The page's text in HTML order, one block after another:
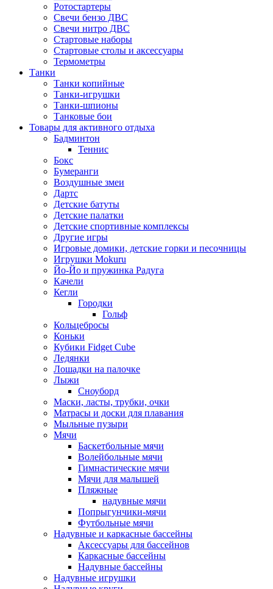
Ротостартеры
Свечи бензо ДВС
Свечи нитро ДВС
Стартовые наборы
Стартовые столы и аксессуары
Термометры
Танки
Танки копийные
Танки-игрушки
Танки-шпионы
Танковые бои
Товары для активного отдыха
Бадминтон
Теннис
Бокс
Бумеранги
Воздушные змеи
Дартс
Детские батуты
Детские палатки
Детские спортивные комплексы
Другие игры
Игровые домики, детские горки и песочницы
Игрушки Mokuru
Йо-Йо и пружинка Радуга
Качели
Кегли
Городки
Гольф
Кольцебросы
Коньки
Кубики Fidget Cube
Ледянки
Лошадки на палочке
Лыжи
Сноуборд
Маски, ласты, трубки, очки
Матрасы и доски для плавания
Мыльные пузыри
Мячи
Баскетбольные мячи
Волейбольные мячи
Гимнастические мячи
Мячи для малышей
Пляжные
надувные мячи
Попрыгунчики-мячи
Футбольные мячи
Надувные и каркасные бассейны
Аксессуары для бассейнов
Каркасные бассейны
Надувные бассейны
Надувные игрушки